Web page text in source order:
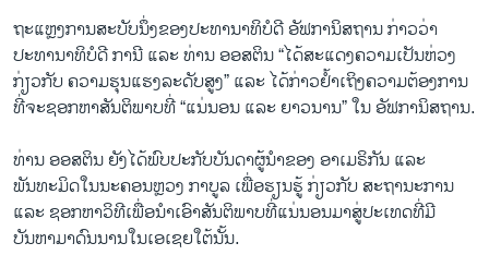
ຖະແຫຼງການສະບັບນຶ່ງຂອງປະທານາທິບໍດີ ອັຟການິສຖານ ກ່າວວ່າ
ປະທານາທິບໍດີ ການີ ແລະ ທ່ານ ອອສຕິນ “ໄດ້ສະແດງຄວາມເປັນຫ່ວງ
ກ່ຽວກັບ ຄວາມຮຸນແຮງລະດັບສູງ” ແລະ ໄດ້ກ່າວຢໍ້າເຖິງຄວາມຕ້ອງການ
ທີ່ຈະຊອກຫາສັນຕິພາບທີ່ “ແນ່ນອນ ແລະ ຍາວນານ” ໃນ ອັຟການິສຖານ.
ທ່ານ ອອສຕິນ ຍັງໄດ້ພົບປະກັບບັນດາຜູ້ນຳຂອງ ອາເມຣິກັນ ແລະ
ພັນທະມິດໃນນະຄອນຫຼວງ ກາບູລ ເພື່ອຮຽນຮູ້ ກ່ຽວກັບ ສະຖານະການ
ແລະ ຊອກຫາວິທີເພື່ອນຳເອົາສັນຕິພາບທີ່ແນ່ນອນມາສູ່ປະເທດທີ່ມີ
ບັນຫາມາດົນນານໃນເອເຊຍໃຕ້ນັ້ນ.